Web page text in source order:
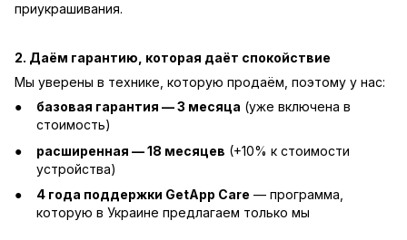
приукрашивания.
2. Даём гарантию, которая даёт спокойствие
Мы уверены в технике, которую продаём, поэтому у нас:
базовая гарантия — 3 месяца (уже включена в
стоимость)
расширенная — 18 месяцев (+10% к стоимости
устройства)
4 года поддержки GetApp Care — программа,
которую в Украине предлагаем только мы